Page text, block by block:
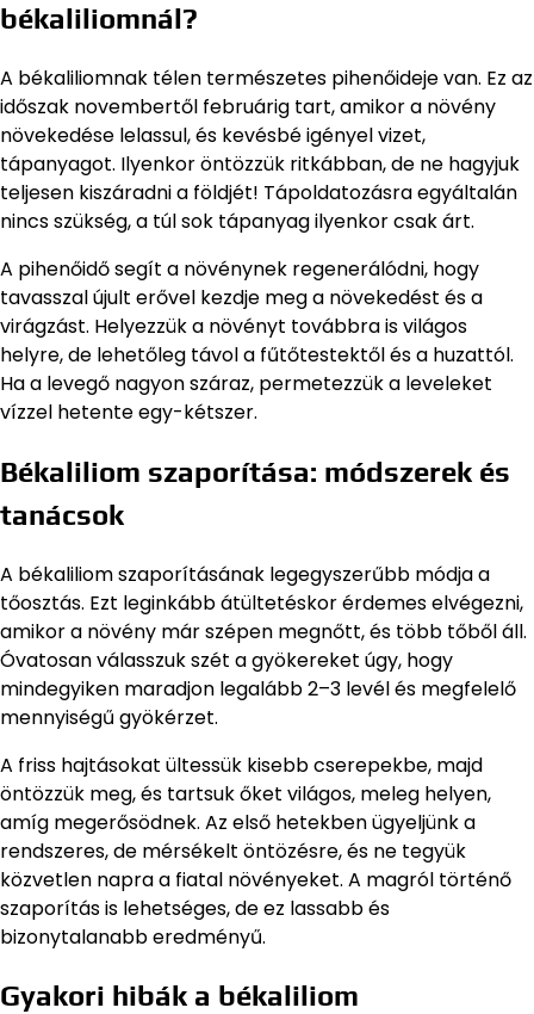
békaliliomnál?
A békaliliomnak télen természetes pihenőideje van. Ez az
időszak novembertől februárig tart, amikor a növény
növekedése lelassul, és kevésbé igényel vizet,
tápanyagot. Ilyenkor öntözzük ritkábban, de ne hagyjuk
teljesen kiszáradni a földjét! Tápoldatozásra egyáltalán
nincs szükség, a túl sok tápanyag ilyenkor csak árt.
A pihenőidő segít a növénynek regenerálódni, hogy
tavasszal újult erővel kezdje meg a növekedést és a
virágzást. Helyezzük a növényt továbbra is világos
helyre, de lehetőleg távol a fűtőtestektől és a huzattól.
Ha a levegő nagyon száraz, permetezzük a leveleket
vízzel hetente egy-kétszer.
Békaliliom szaporítása: módszerek és
tanácsok
A békaliliom szaporításának legegyszerűbb módja a
tőosztás. Ezt leginkább átültetéskor érdemes elvégezni,
amikor a növény már szépen megnőtt, és több tőből áll.
Óvatosan válasszuk szét a gyökereket úgy, hogy
mindegyiken maradjon legalább 2–3 levél és megfelelő
mennyiségű gyökérzet.
A friss hajtásokat ültessük kisebb cserepekbe, majd
öntözzük meg, és tartsuk őket világos, meleg helyen,
amíg megerősödnek. Az első hetekben ügyeljünk a
rendszeres, de mérsékelt öntözésre, és ne tegyük
közvetlen napra a fiatal növényeket. A magról történő
szaporítás is lehetséges, de ez lassabb és
bizonytalanabb eredményű.
Gyakori hibák a békaliliom